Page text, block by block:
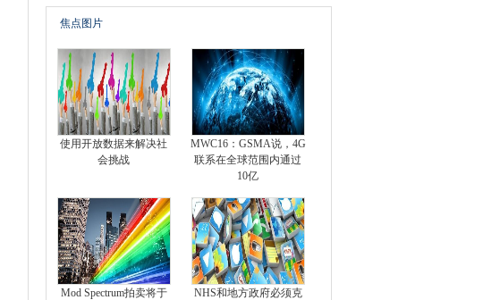
焦点图片
使用开放数据来解决社
会挑战
MWC16：GSMA说，4G
联系在全球范围内通过
10亿
Mod Spectrum拍卖将于
NHS和地方政府必须克